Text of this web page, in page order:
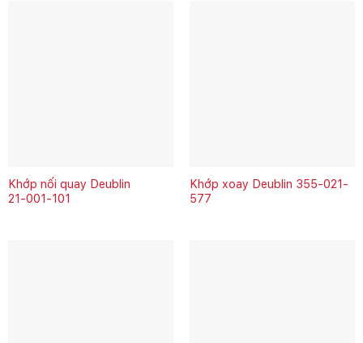
Khớp nối quay Deublin
21‑001‑101
Khớp xoay Deublin 355-021-
577